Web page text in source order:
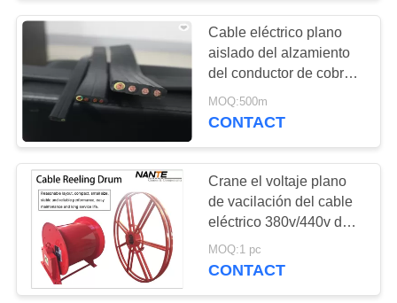
inalámbrico
teledirigido
Control del colgante
del alzamiento
Cable eléctrico plano
aislado del alzamiento
del conductor de cobre
con los alambres de
acero favorables
MOQ:500m
CONTACT
Crane el voltaje plano
de vacilación del cable
eléctrico 380v/440v del
tambor del cable de los
componentes
MOQ:1 pc
CONTACT